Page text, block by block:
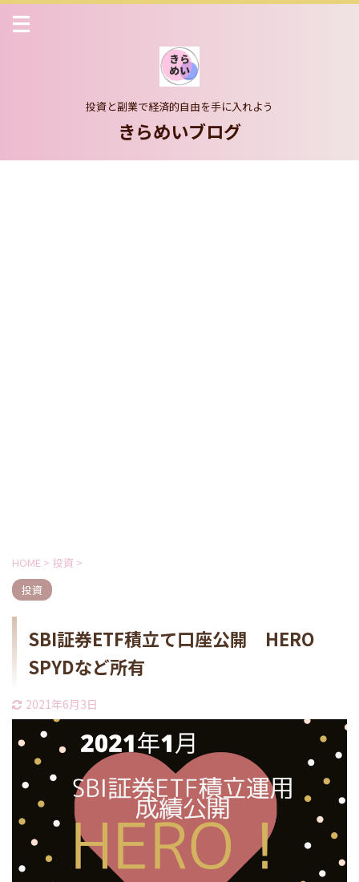
投資と副業で経済的自由を手に入れよう
きらめいブログ
HOME > 投資 >
投資
SBI証券ETF積立て口座公開 HERO
SPYDなど所有
2021年6月3日